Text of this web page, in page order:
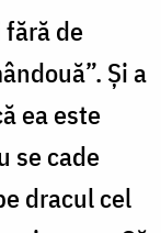
de
Şi a
ea este
se cade
dracul cel